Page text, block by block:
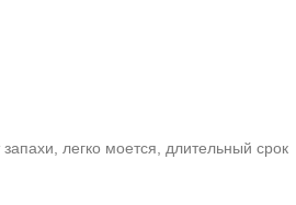
легко моется, длительный срок